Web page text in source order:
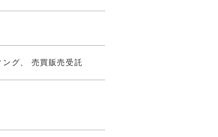
グ、 売買販売受託